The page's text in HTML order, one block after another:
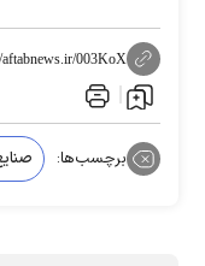
aftabnews.ir/003KoX
برچسب‌ها: